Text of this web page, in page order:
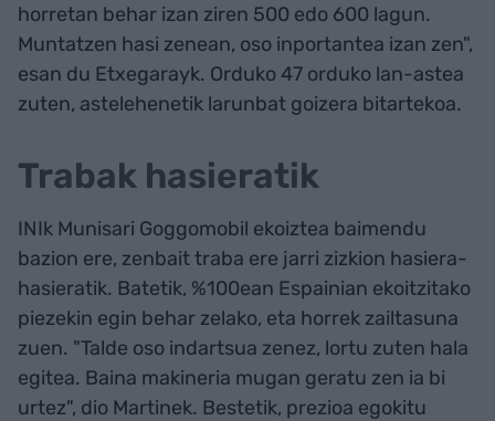
horretan behar izan ziren 500 edo 600 lagun.
Muntatzen hasi zenean, oso inportantea izan zen",
esan du Etxegarayk. Orduko 47 orduko lan-astea
zuten, astelehenetik larunbat goizera bitartekoa.
Trabak hasieratik
INIk Munisari Goggomobil ekoiztea baimendu
bazion ere, zenbait traba ere jarri zizkion hasiera-
hasieratik. Batetik, %100ean Espainian ekoitzitako
piezekin egin behar zelako, eta horrek zailtasuna
zuen. "Talde oso indartsua zenez, lortu zuten hala
egitea. Baina makineria mugan geratu zen ia bi
urtez", dio Martinek. Bestetik, prezioa egokitu